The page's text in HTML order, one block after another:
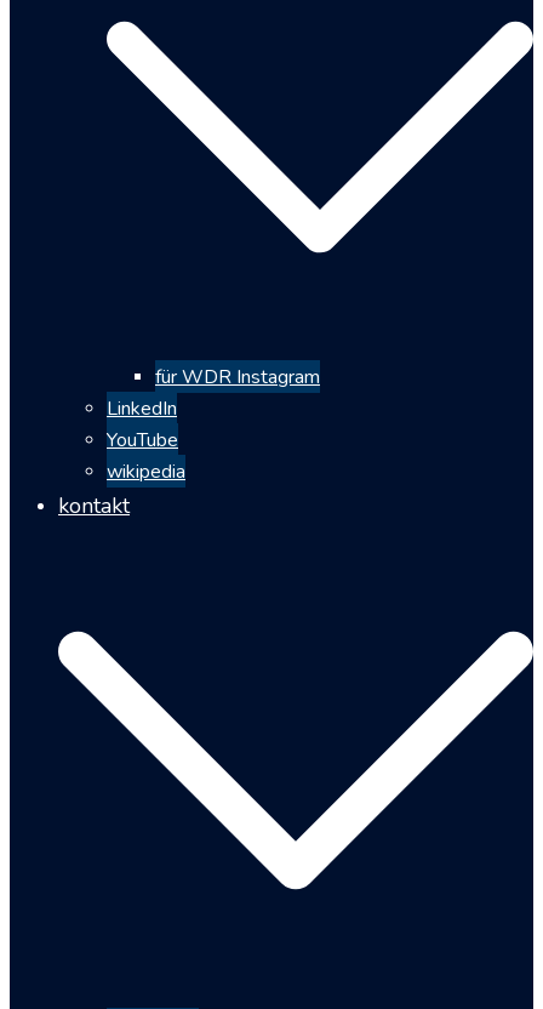
für WDR Instagram
LinkedIn
YouTube
wikipedia
kontakt